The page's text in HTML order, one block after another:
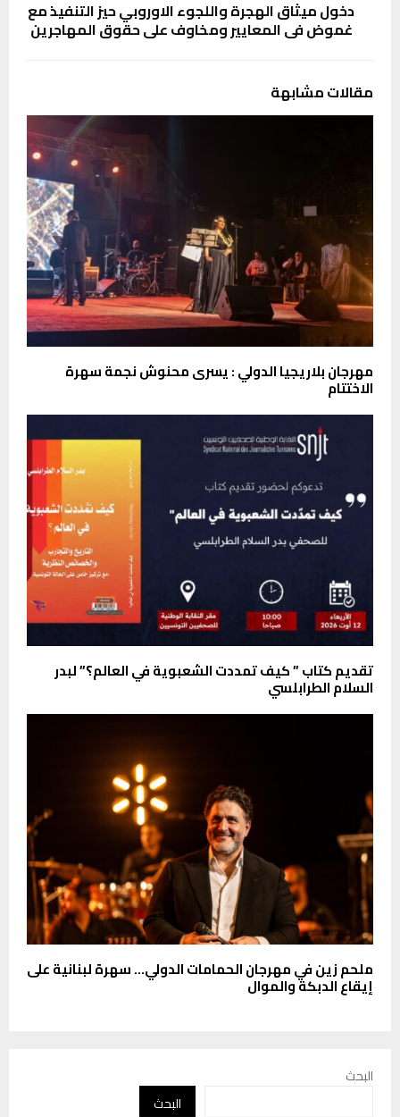
دخول ميثاق الهجرة واللجوء الاوروبي حيز التنفيذ مع
غموض في المعايير ومخاوف على حقوق المهاجرين
مقالات مشابهة
مهرجان بلاريجيا الدولي : يسرى محنوش نجمة سهرة
الاختتام
تقديم كتاب ” كيف تمددت الشعبوية في العالم؟” لبدر
السلام الطرابلسي
ملحم زين في مهرجان الحمامات الدولي… سهرة لبنانية على
إيقاع الدبكة والموال
البحث
البحث